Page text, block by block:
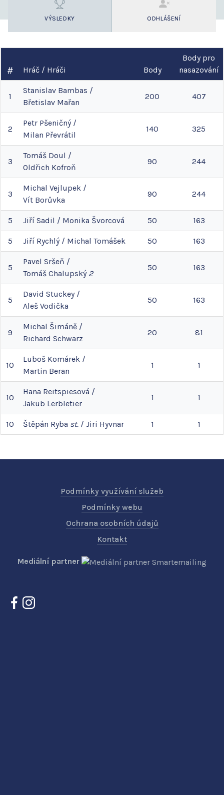
VÝSLEDKY ODHLÁŠENÍ
Hráč / Hráči Body
Body pro
nasazování
1
Stanislav Bambas /
Břetislav Mařan
200 407
2
Petr Pšeničný/
Milan Převrátil
140 325
3
Tomáš Doul /
Oldřich Kofroň
90 244
3
Michal Vejlupek /
Vít Borůvka
90 244
5 Jiří Sadil / Monika Švorcová 50 163
5 Jiří Rychlý/ Michal Tomášek 50 163
5
Pavel Sršeň /
Tomáš Chalupský 2
50 163
5
David Stuckey/
Aleš Vodička
50 163
9
Michal Šimáně /
Richard Schwarz
20 81
10
Luboš Komárek /
Martin Beran
1 1
10
Hana Reitspiesová /
Jakub Lerbletier
1 1
10 Štěpán Ryba st. / Jiri Hyvnar 1 1
Podmínky využívání služeb
Podmínky webu
Ochrana osobních údajů
Kontakt
Mediální partner